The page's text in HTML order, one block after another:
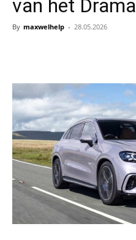
van het Drama
By maxwelhelp - 28.05.2026